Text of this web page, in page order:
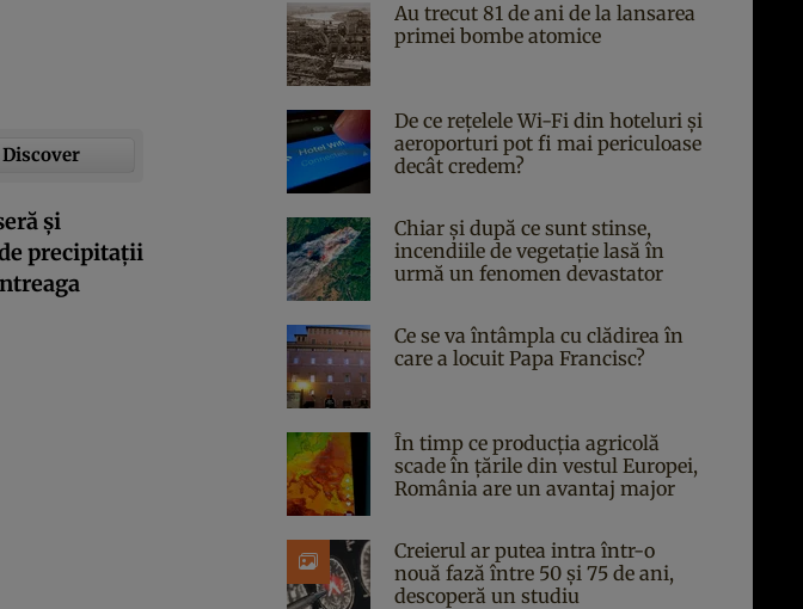
și
precipitații
Au trecut 81 de ani de la lansarea
primei bombe atomice
De ce rețelele Wi-Fi din hoteluri și
aeroporturi pot fi mai periculoase
decât credem?
Chiar și după ce sunt stinse,
incendiile de vegetație lasă în
urmă un fenomen devastator
Ce se va întâmpla cu clădirea în
care a locuit Papa Francisc?
În timp ce producția agricolă
scade în țările din vestul Europei,
România are un avantaj major
Creierul ar putea intra într-o
nouă fază între 50 și 75 de ani,
descoperă un studiu